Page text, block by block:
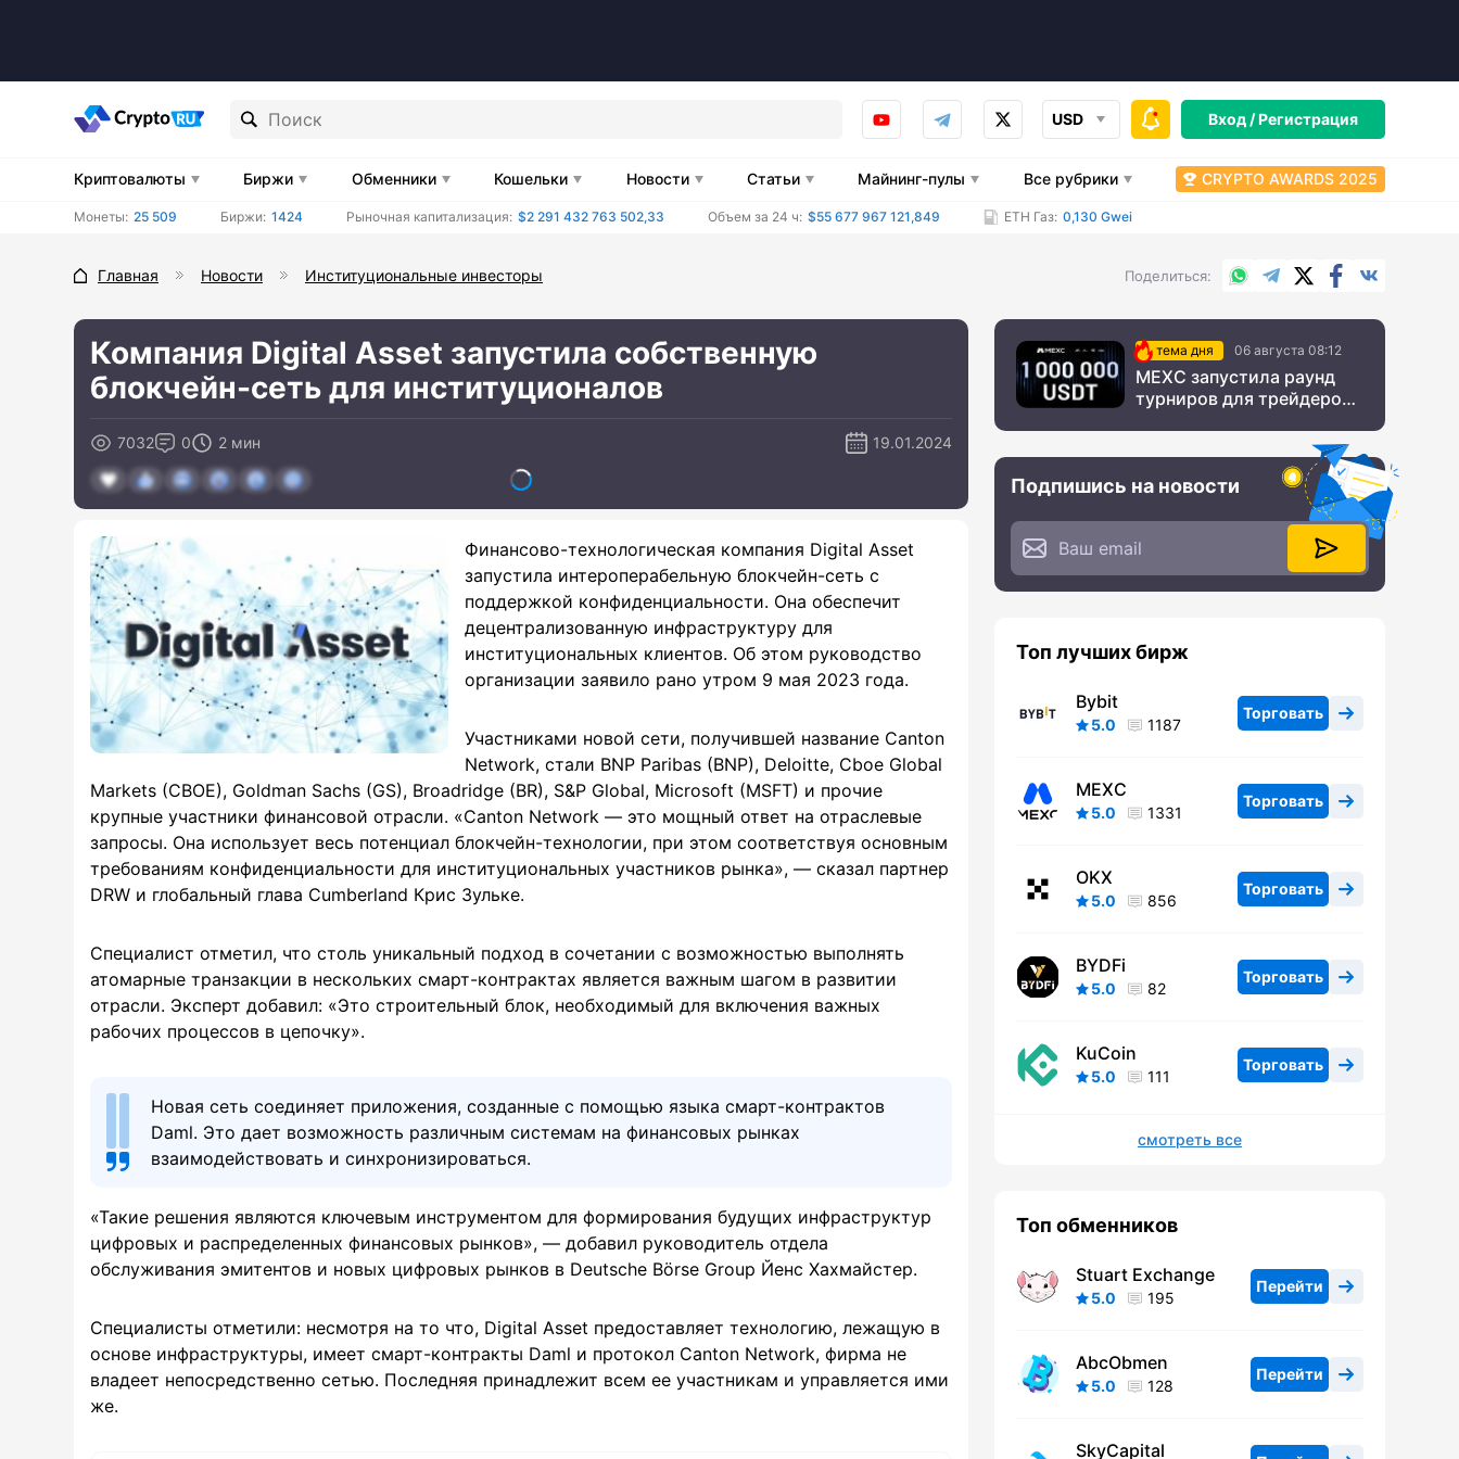
USD Вход /Регистрация
Криптовалюты Биржи Обменники Кошельки Новости Статьи Майнинг-пулы Все рубрики CRYPTO AWARDS 2025
Монеты: 25 509 Биржи: 1424 Рыночная капитализация: $2 291 432 763 502,33 Объем за 24 ч: $55 677 967 121,849 ETH Газ: 0,130 Gwei
Главная Новости Институциональные инвесторы Поделиться WhatsApp
TelegramX.comFacebook
Компания Digital Asset запустила собственную
блокчейн-сеть для институционалов
7032 0 2 мин 19.01.2024
Финансово-технологическая компания Digital Asset
запустила интероперабельную блокчейн-сеть с
поддержкой конфиденциальности. Она обеспечит
децентрализованную инфраструктуру для
институциональных клиентов. Об этом руководство
организации заявило рано утром 9 мая 2023 года.
Участниками новой сети, получившей название Canton
Network, стали BNP Paribas (BNP), Deloitte, Cboe Global
Markets (CBOE), Goldman Sachs (GS), Broadridge (BR), S&P Global, Microsoft (MSFT) и прочие
крупные участники финансовой отрасли. «Canton Network — это мощный ответ на отраслевые
запросы. Она использует весь потенциал блокчейн-технологии, при этом соответствуя основным
требованиям конфиденциальности для институциональных участников рынка», — сказал партнер
DRW и глобальный глава Cumberland Крис Зульке.
Специалист отметил, что столь уникальный подход в сочетании с возможностью выполнять
атомарные транзакции в нескольких смарт-контрактах является важным шагом в развитии
отрасли. Эксперт добавил: «Это строительный блок, необходимый для включения важных
рабочих процессов в цепочку».
Новая сеть соединяет приложения, созданные с помощью языка смарт-контрактов
Daml. Это дает возможность различным системам на финансовых рынках
взаимодействовать и синхронизироваться.
«Такие решения являются ключевым инструментом для формирования будущих инфраструктур
цифровых и распределенных финансовых рынков», — добавил руководитель отдела
обслуживания эмитентов и новых цифровых рынков в Deutsche Börse Group Йенс Хахмайстер.
Специалисты отметили: несмотря на то что, Digital Asset предоставляет технологию, лежащую в
основе инфраструктуры, имеет смарт-контракты Daml и протокол Canton Network, фирма не
владеет непосредственно сетью. Последняя принадлежит всем ее участникам и управляется ими
же.
тема дня 06 августа 08:12
MEXC запустила раунд
турниров для трейдеров
Подпишись на новости
Топ лучших бирж
Bybit
5.0 1187
Торговать
MEXC
5.0 1331
Торговать
OKX
5.0 856
Торговать
BYDFi
5.0 82
Торговать
KuCoin
5.0 111
Торговать
смотреть все
Топ обменников
Stuart Exchange
5.0 195
Перейти
AbcObmen
5.0 128
Перейти
SkyCapital